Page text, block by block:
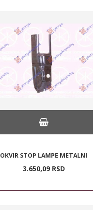
OKVIR STOP LAMPE METALNI
3.650,09 RSD